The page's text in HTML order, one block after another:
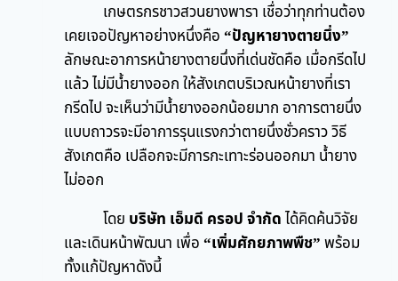
เกษตรกรชาวสวนยางพารา เชื่อว่าทุกท่านต้อง
เคยเจอปัญหาอย่างหนึ่งคือ“ปัญหายางตายนึ่ง”
ลักษณะอาการหน้ายางตายนึ่งที่เด่นชัดคือ เมื่อกรีดไป
แล้ว ไม่มีน้ำยางออก ให้สังเกตบริเวณหน้ายางที่เรา
กรีดไป จะเห็นว่ามีน้ำยางออกน้อยมาก อาการตายนึ่ง
แบบถาวรจะมีอาการรุนแรงกว่าตายนึ่งชั่วคราว วิธี
สังเกตคือ เปลือกจะมีการกะเทาะร่อนออกมา น้ำยาง
ไม่ออก
โดย บริษัท เอ็มดี ครอป จำกัดได้คิดค้นวิจัย
และเดินหน้าพัฒนา เพื่อ“เพิ่มศักยภาพพืช”พร้อม
ทั้งแก้ปัญหาดังนี้